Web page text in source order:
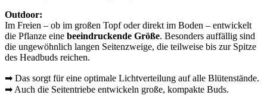
Outdoor:
Im Freien – ob im großen Topf oder direkt im Boden – entwickelt
die Pflanze eine beeindruckende Größe. Besonders auffällig sind
die ungewöhnlich langen Seitenzweige, die teilweise bis zur Spitze
des Headbuds reichen.
➡ Das sorgt für eine optimale Lichtverteilung auf alle Blütenstände.
➡ Auch die Seitentriebe entwickeln große, kompakte Buds.